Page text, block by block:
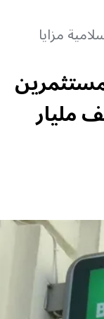
مزايا
وإخراج 90 ألف مليار